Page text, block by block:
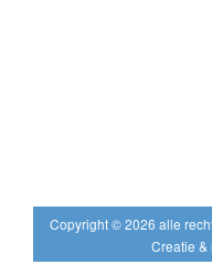
Copyright © 2026 alle
Creatie &